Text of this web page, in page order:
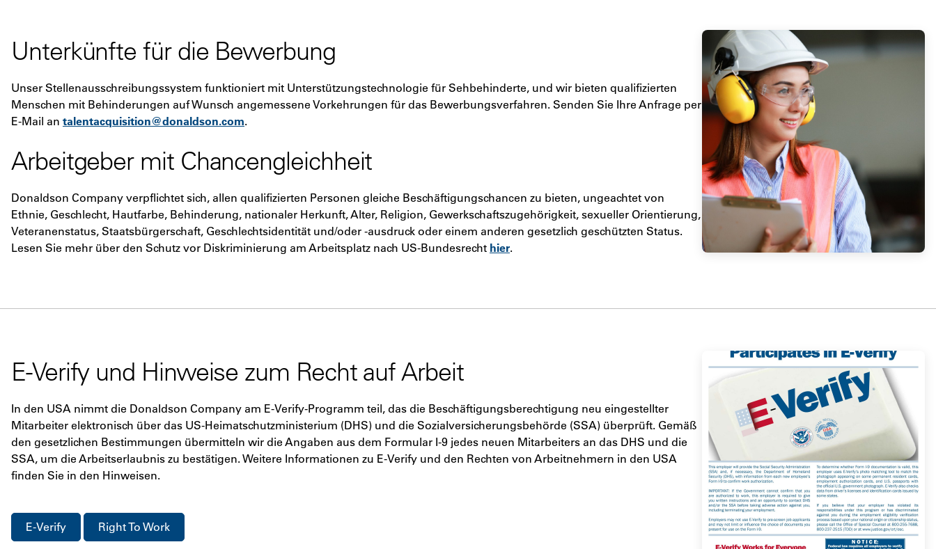
Unterkünfte für die Bewerbung
Unser Stellenausschreibungssystem funktioniert mit Unterstützungstechnologie für Sehbehinderte, und wir bieten qualifizierten
Menschen mit Behinderungen auf Wunsch angemessene Vorkehrungen für das Bewerbungsverfahren. Senden Sie Ihre Anfrage per
E-Mail an talentacquisition@donaldson.com.
Arbeitgeber mit Chancengleichheit
Donaldson Company verpflichtet sich, allen qualifizierten Personen gleiche Beschäftigungschancen zu bieten, ungeachtet von
Ethnie, Geschlecht, Hautfarbe, Behinderung, nationaler Herkunft, Alter, Religion, Gewerkschaftszugehörigkeit, sexueller Orientierung,
Veteranenstatus, Staatsbürgerschaft, Geschlechtsidentität und/oder -ausdruck oder einem anderen gesetzlich geschützten Status.
Lesen Sie mehr über den Schutz vor Diskriminierung am Arbeitsplatz nach US-Bundesrecht hier.
E-Verify und Hinweise zum Recht auf Arbeit
In den USA nimmt die Donaldson Company am E-Verify-Programm teil, das die Beschäftigungsberechtigung neu eingestellter
Mitarbeiter elektronisch über das US-Heimatschutzministerium (DHS) und die Sozialversicherungsbehörde (SSA) überprüft. Gemäß
den gesetzlichen Bestimmungen übermitteln wir die Angaben aus dem Formular I-9 jedes neuen Mitarbeiters an das DHS und die
SSA, um die Arbeitserlaubnis zu bestätigen. Weitere Informationen zu E-Verify und den Rechten von Arbeitnehmern in den USA
finden Sie in den Hinweisen.
E-Verify Right To Work